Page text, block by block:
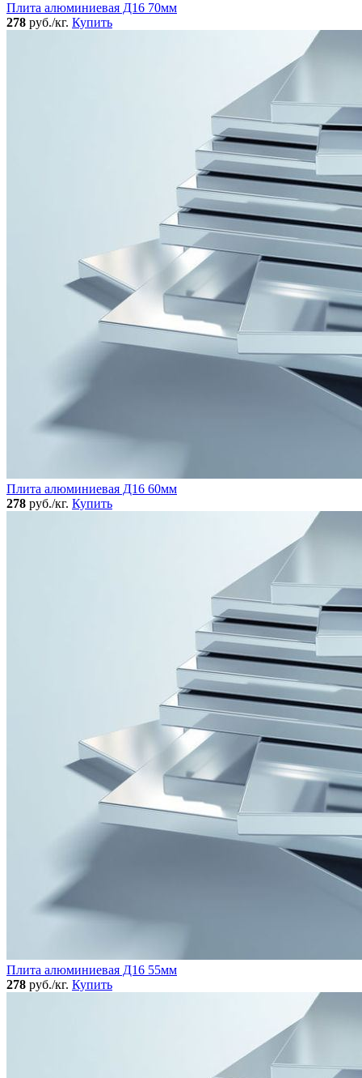
Плита алюминиевая Д16 70мм
278 руб./кг. Купить
Плита алюминиевая Д16 60мм
278 руб./кг. Купить
Плита алюминиевая Д16 55мм
278 руб./кг. Купить